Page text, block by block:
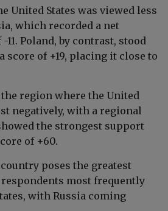
United States was viewed less
which recorded a net
Poland, by contrast, stood
score of +19, placing it close to
region where the United
negatively, with a regional
the strongest support
of +60.
poses the greatest
most frequently
with Russia coming